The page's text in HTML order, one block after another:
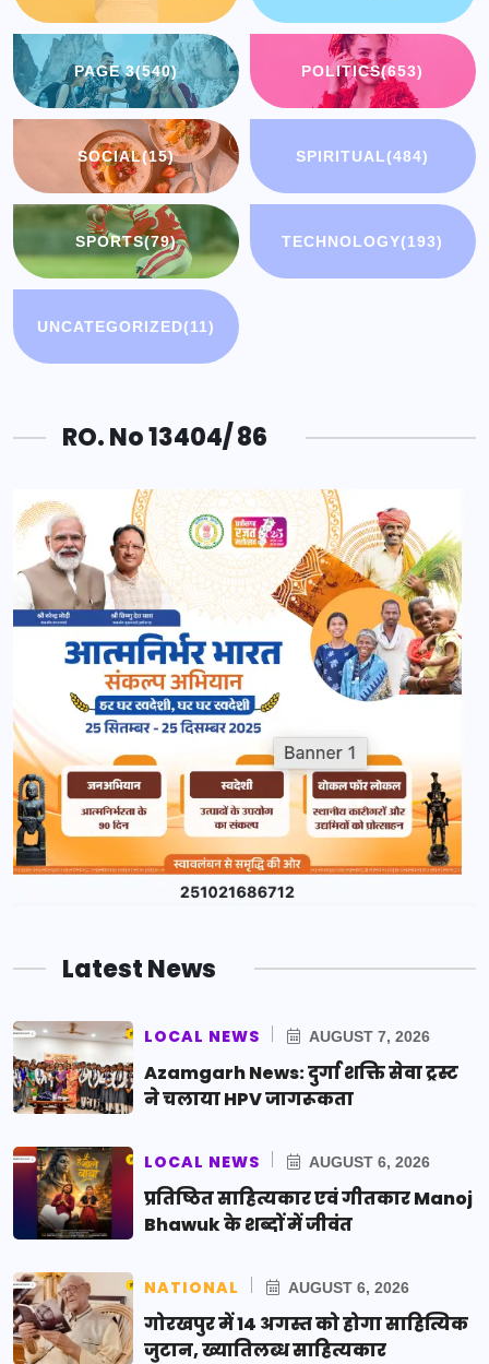
PAGE 3(540) POLITICS(653)
SOCIAL(15) SPIRITUAL(484)
SPORTS(79) TECHNOLOGY(193)
UNCATEGORIZED(11)
RO. No 13404/ 86
Latest News
LOCAL NEWS AUGUST 7, 2026
Azamgarh News: दुर्गा शक्ति सेवा ट्रस्ट
ने चलाया HPV जागरूकता
LOCAL NEWS AUGUST 6, 2026
प्रतिष्ठित साहित्यकार एवं गीतकार Manoj
Bhawuk के शब्दों में जीवंत
NATIONAL AUGUST 6, 2026
गोरखपुर में 14 अगस्त को होगा साहित्यिक
जुटान, ख्यातिलब्ध साहित्यकार